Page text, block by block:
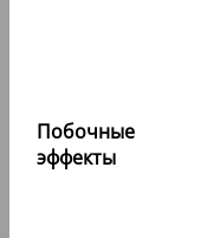
Побочные
эффекты